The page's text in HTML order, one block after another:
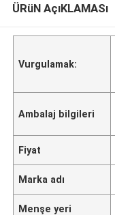
ÜRüN AçıKLAMASı
Vurgulamak:
Ambalaj bilgileri
Fiyat
Marka adı
Menşe yeri